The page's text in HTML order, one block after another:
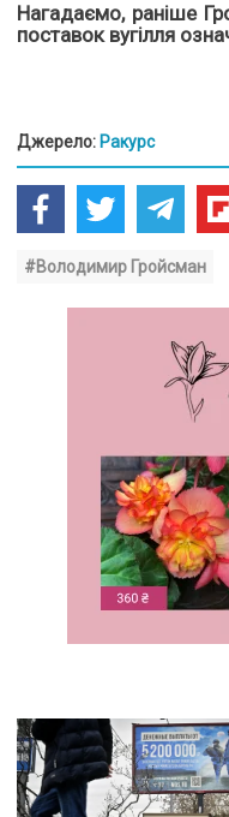
Нагадаємо, раніше
поставок вугілля
Джерело: Ракурс
#Володимир Гройсман